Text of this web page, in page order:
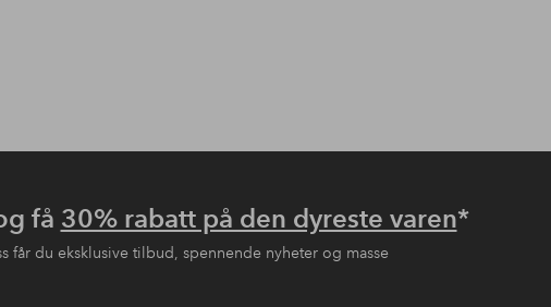
få 30% rabatt på den dyreste varen*
får du eksklusive tilbud, spennende nyheter og masse